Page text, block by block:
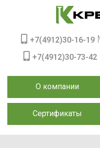
О компании
Сертификаты
+7(4912)30-16-19
+7(4912)30-73-42